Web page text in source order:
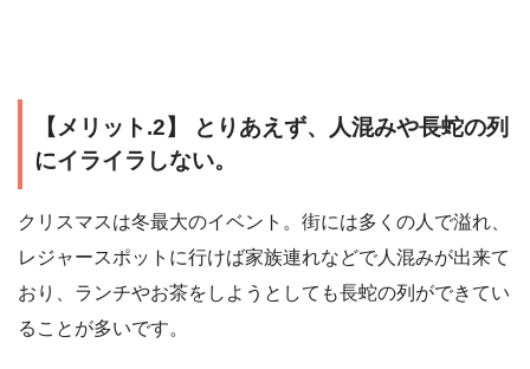
【メリット.2】 とりあえず、人混みや長蛇の列
にイライラしない。
クリスマスは冬最大のイベント。街には多くの人で溢れ、
レジャースポットに行けば家族連れなどで人混みが出来て
おり、ランチやお茶をしようとしても長蛇の列ができてい
ることが多いです。